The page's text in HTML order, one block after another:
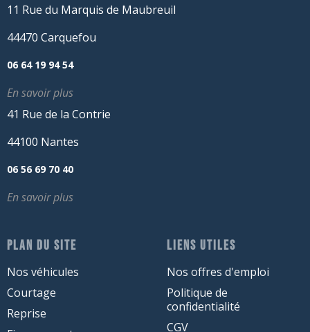
11 Rue du Marquis de Maubreuil
44470 Carquefou
06 64 19 94 54
En savoir plus
41 Rue de la Contrie
44100 Nantes
06 56 69 70 40
En savoir plus
PLAN DU SITE
Nos véhicules
Courtage
Reprise
LIENS UTILES
Nos offres d'emploi
Politique de
confidentialité
CGV